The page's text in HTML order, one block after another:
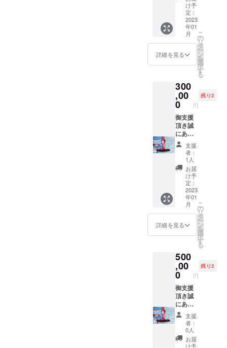
ン品は
こちら
になり
ます。
1. 工藤
輝との
食事会
へご招
ング報
告会の
ご招待
3. 特製T
シャツ
（ライ
トグ
レーま
たはラ
イトピ
ンク) 4.
特製
パー
カー (グ
レー) 5.
限定動
画配信
け予
定：
2023
年01
月
詳細を見る
こ
の
リ
タ
ー
ン
を
選
択
す
る
300
,00
0 円
残り2
御支援
頂き誠
にあり
がとう
ござい
ます。
リター
ン品は
こちら
になり
ます。
1. セイ
ルでの
企業ロ
ゴの掲
テッ
カー(小)
- 縦
10cm x
横
30cm相
当） *ス
テッ
カーに
ついて
は、
メール
支援
者：
1人
お届
け予
定：
2023
年01
月
詳細を見る
こ
の
リ
タ
ー
ン
を
選
択
す
る
500
,00
0 円
残り2
御支援
頂き誠
にあり
がとう
ござい
ます。
リター
ン品は
支援
者：
0人
お届
け予